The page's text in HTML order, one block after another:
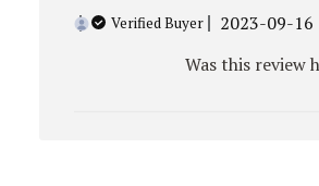
Verified Buyer
2023-09-16
Was this review